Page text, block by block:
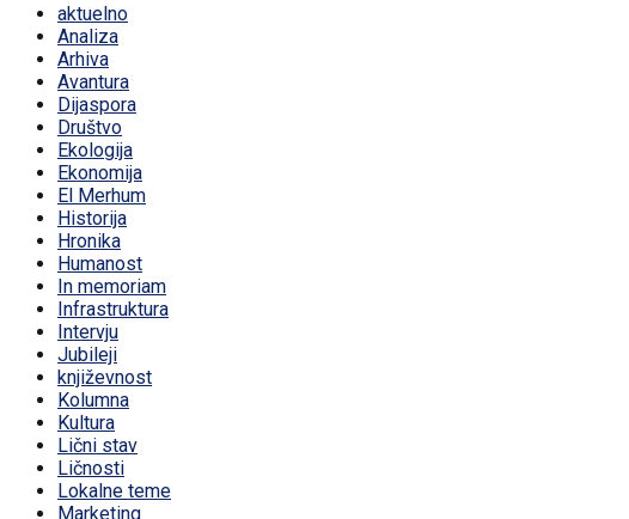
aktuelno
Analiza
Arhiva
Avantura
Dijaspora
Društvo
Ekologija
Ekonomija
El Merhum
Historija
Hronika
Humanost
In memoriam
Infrastruktura
Intervju
Jubileji
književnost
Kolumna
Kultura
Lični stav
Ličnosti
Lokalne teme
Marketing